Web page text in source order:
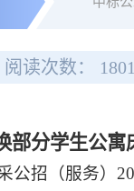
阅读次数： 1801
分学生公
公招（服务）